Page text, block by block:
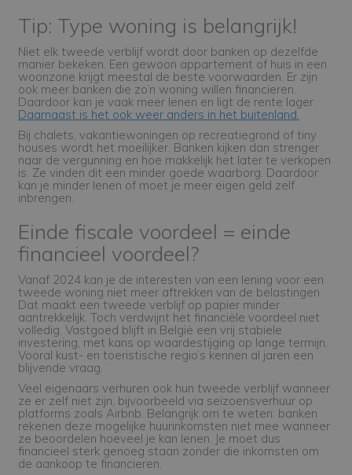
Tip: Type woning is belangrijk!
Niet elk tweede verblijf wordt door banken op dezelfde
manier bekeken. Een gewoon appartement of huis in een
woonzone krijgt meestal de beste voorwaarden. Er zijn
ook meer banken die zo’n woning willen financieren.
Daardoor kan je vaak meer lenen en ligt de rente lager.
Daarnaast is het ook weer anders in het buitenland.
Bij chalets, vakantiewoningen op recreatiegrond of tiny
houses wordt het moeilijker. Banken kijken dan strenger
naar de vergunning en hoe makkelijk het later te verkopen
is. Ze vinden dit een minder goede waarborg. Daardoor
kan je minder lenen of moet je meer eigen geld zelf
inbrengen.
Einde fiscale voordeel = einde
financieel voordeel?
Vanaf 2024 kan je de interesten van een lening voor een
tweede woning niet meer aftrekken van de belastingen.
Dat maakt een tweede verblijf op papier minder
aantrekkelijk. Toch verdwijnt het financiële voordeel niet
volledig. Vastgoed blijft in België een vrij stabiele
investering, met kans op waardestijging op lange termijn.
Vooral kust- en toeristische regio’s kennen al jaren een
blijvende vraag.
Veel eigenaars verhuren ook hun tweede verblijf wanneer
ze er zelf niet zijn, bijvoorbeeld via seizoensverhuur op
platforms zoals Airbnb. Belangrijk om te weten: banken
rekenen deze mogelijke huurinkomsten niet mee wanneer
ze beoordelen hoeveel je kan lenen. Je moet dus
financieel sterk genoeg staan zonder die inkomsten om
de aankoop te financieren.